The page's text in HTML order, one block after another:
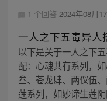
1 个回答 2024年08月
一人之下五毒异人
以下是关于一人之下
配：心魂共有系列，
叁、苍龙肆、两仪伍
莲系列，如妙谛生莲